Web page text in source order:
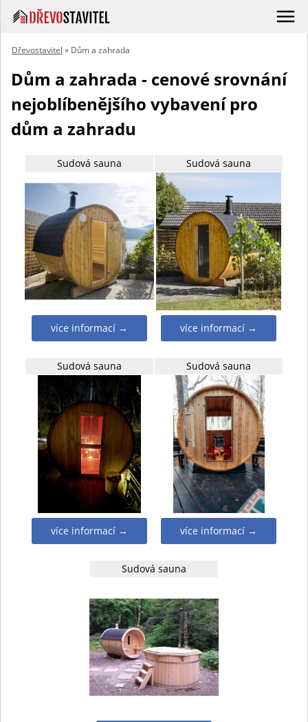
Dřevostavitel » Dům a zahrada
Dům a zahrada - cenové srovnání
nejoblíbenějšího vybavení pro
dům a zahradu
Sudová sauna
více informací →
Sudová sauna
více informací →
Sudová sauna
více informací →
Sudová sauna
více informací →
Sudová sauna